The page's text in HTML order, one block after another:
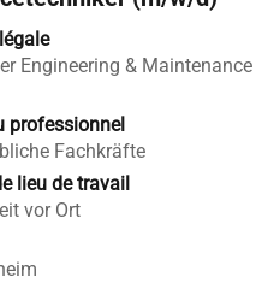
Engineering & Maintenance
professionnel
Fachkräfte
lieu de travail
vor Ort